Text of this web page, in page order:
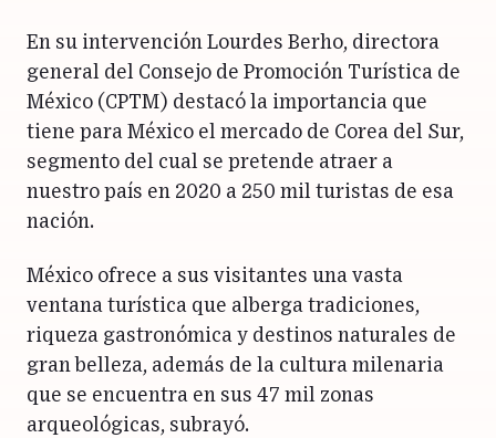
En su intervención Lourdes Berho, directora
general del Consejo de Promoción Turística de
México (CPTM) destacó la importancia que
tiene para México el mercado de Corea del Sur,
segmento del cual se pretende atraer a
nuestro país en 2020 a 250 mil turistas de esa
nación.
México ofrece a sus visitantes una vasta
ventana turística que alberga tradiciones,
riqueza gastronómica y destinos naturales de
gran belleza, además de la cultura milenaria
que se encuentra en sus 47 mil zonas
arqueológicas, subrayó.